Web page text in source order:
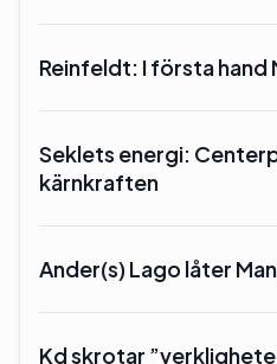
Reinfeldt: I första hand
Seklets energi:
kärnkraften
Ander(s) Lago låter
Kd skrotar